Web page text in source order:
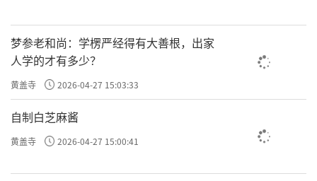
梦参老和尚：学楞严经得有大善根，出家
人学的才有多少？
黄盖寺 2026-04-27 15:03:33
自制白芝麻酱
黄盖寺 2026-04-27 15:00:41